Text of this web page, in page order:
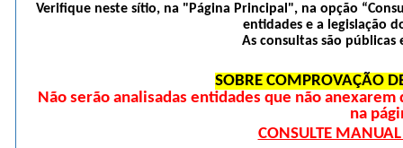
Verifique neste sítio, na "Página Principal", na opção
entidades e a legislação
As consultas são públicas
SOBRE COMPROVAÇÃO
Não serão analisadas entidades que não
na
CONSULTE